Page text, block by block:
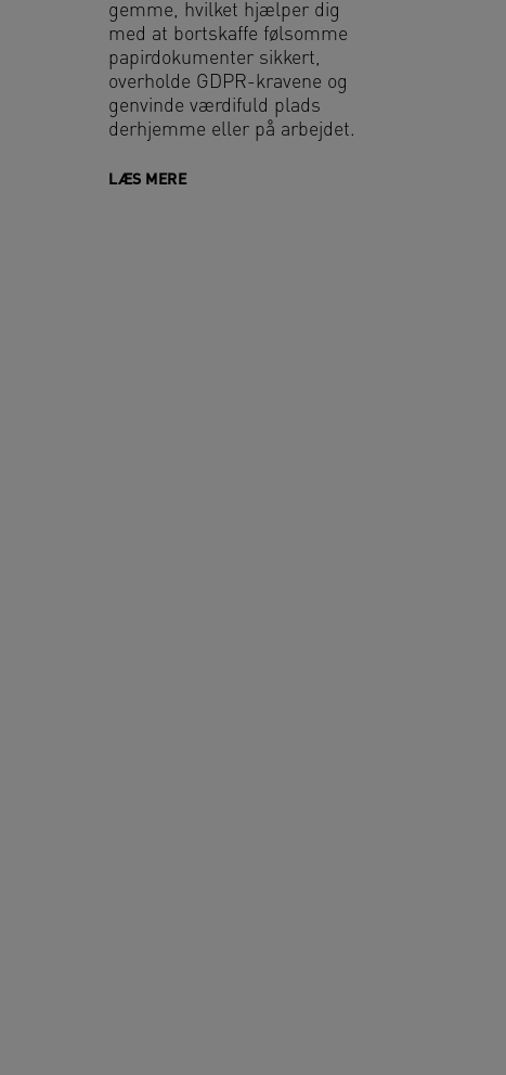
gemme, hvilket hjælper dig
med at bortskaffe følsomme
papirdokumenter sikkert,
overholde GDPR-kravene og
genvinde værdifuld plads
derhjemme eller på arbejdet.
LÆS MERE